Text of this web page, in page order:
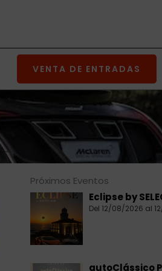
VENTA DE ENTRADAS
Próximos Eventos
Eclipse by
Del 12/08/2026 al
autoClássico